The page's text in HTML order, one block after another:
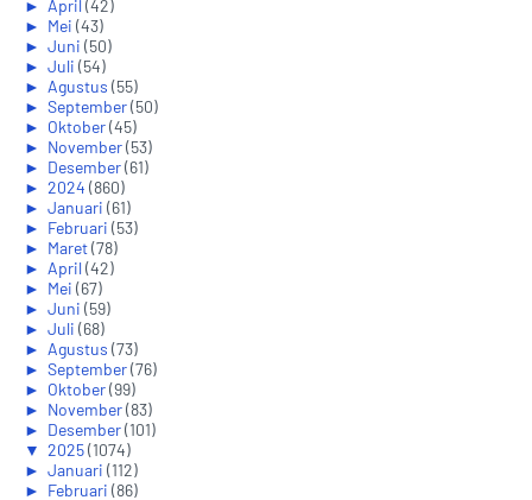
► April(42)
► Mei (43)
► Juni (50)
► Juli (54)
► Agustus (55)
► September(50)
► Oktober(45)
► November(53)
► Desember(61)
► 2024 (860)
► Januari (61)
► Februari (53)
► Maret(78)
► April(42)
► Mei (67)
► Juni (59)
► Juli (68)
► Agustus (73)
► September(76)
► Oktober(99)
► November(83)
► Desember(101)
▼ 2025(1074)
► Januari (112)
► Februari (86)